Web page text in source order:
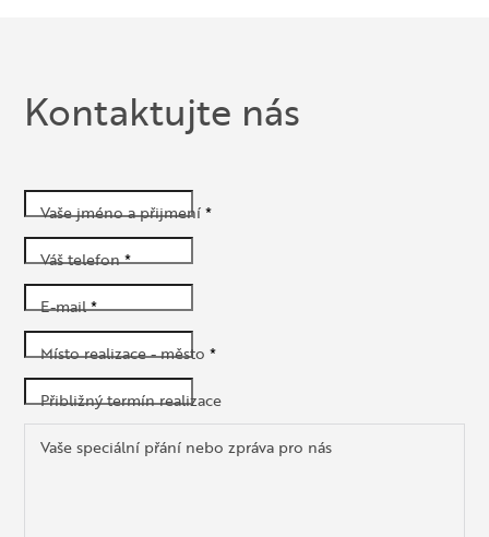
Kontaktujte nás
Vaše jméno a přijmení*
Váš telefon*
E-mail*
Místo realizace - město*
Přibližný termín realizace
Vaše speciální přání nebo zpráva pro nás